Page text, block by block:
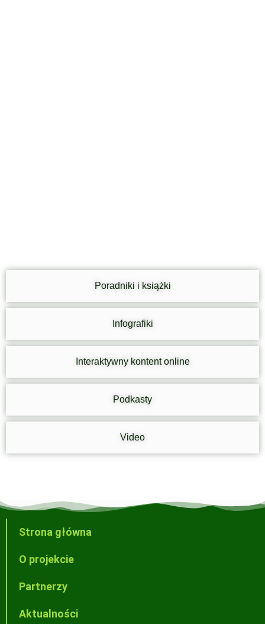
Poradniki i książki
Infografiki
Interaktywny kontent online
Podkasty
Video
Strona główna
O projekcie
Partnerzy
Aktualności